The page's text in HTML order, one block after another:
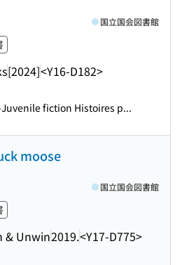
[2024]<Y16-D182>
国立国会図書館
fiction Histoires p...
moose
& Unwin2019.<Y17-D775>
国立国会図書館